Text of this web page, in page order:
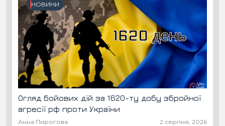
НОВИНИ
Огляд бойових дій за 1620-ту добу збройної
агресії рф проти України
Анна Пирогова 2 серпня, 2026